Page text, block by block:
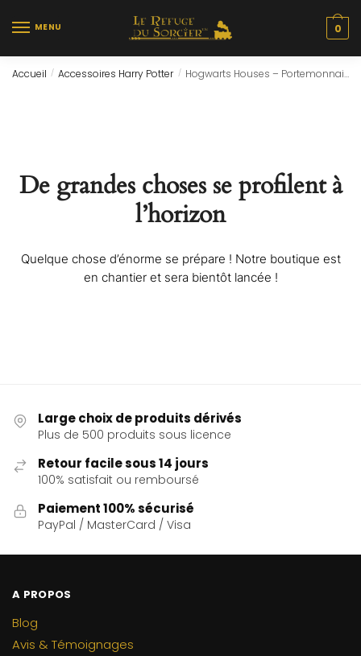
MENU 0
Accueil / Accessoires Harry Potter / Hogwarts Houses – Portemonnaie Avec Fermoir ’10X7cm’
De grandes choses se profilent à
l’horizon
Quelque chose d’énorme se prépare ! Notre boutique est
en chantier et sera bientôt lancée !
Large choix de produits dérivés
Plus de 500 produits sous licence
Retour facile sous 14 jours
100% satisfait ou remboursé
Paiement 100% sécurisé
PayPal / MasterCard / Visa
A PROPOS
Blog
Avis & Témoignages